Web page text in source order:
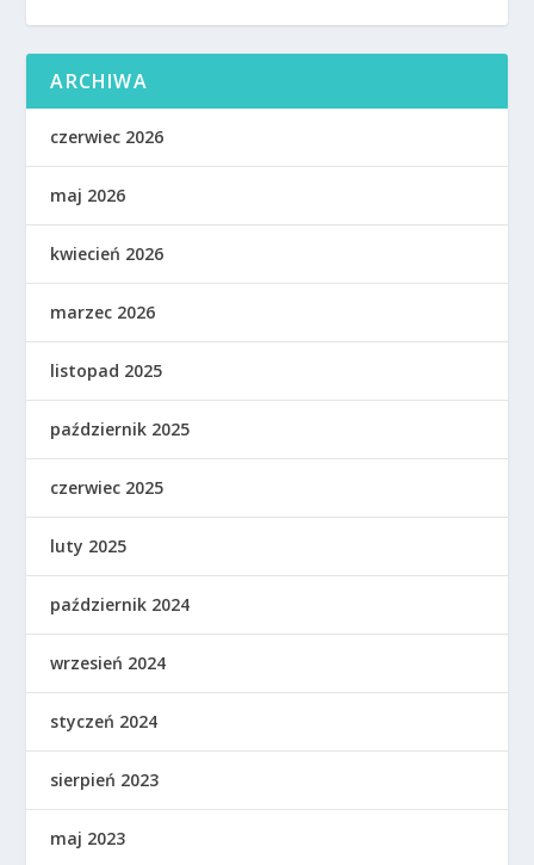
ARCHIWA
czerwiec 2026
maj 2026
kwiecień 2026
marzec 2026
listopad 2025
październik 2025
czerwiec 2025
luty 2025
październik 2024
wrzesień 2024
styczeń 2024
sierpień 2023
maj 2023